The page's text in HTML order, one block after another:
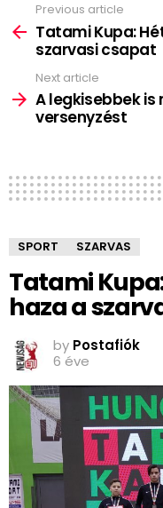
more
Previous article
Tatami Kupa:
szarvasi csapat
Next article
A legkisebbek
versenyzést
SPORT SZARVAS
Tatami
haza a
by Postafiók
6 éve